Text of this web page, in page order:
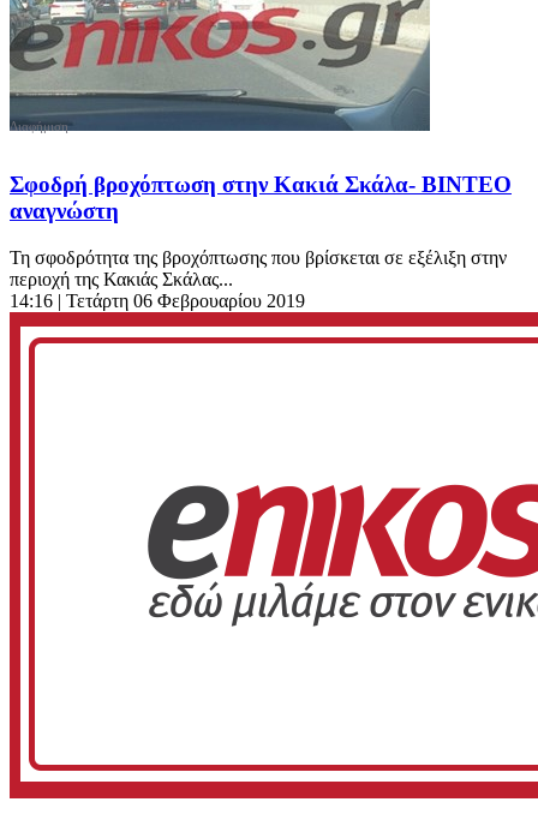
Σφοδρή βροχόπτωση στην Κακιά Σκάλα- ΒΙΝΤΕΟ
αναγνώστη
Τη σφοδρότητα της βροχόπτωσης που βρίσκεται σε εξέλιξη στην
περιοχή της Κακιάς Σκάλας...
14:16 | Τετάρτη 06 Φεβρουαρίου 2019